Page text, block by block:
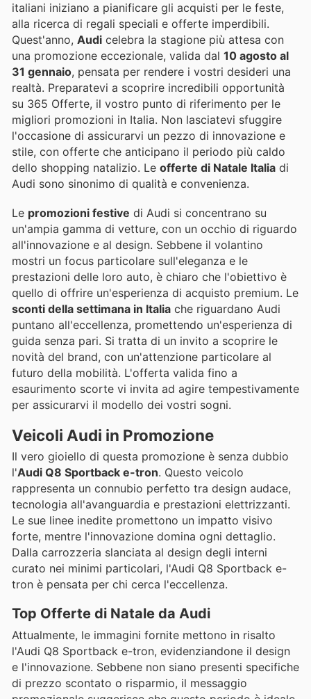
italiani iniziano a pianificare gli acquisti per le feste,
alla ricerca di regali speciali e offerte imperdibili.
Quest'anno, Audi celebra la stagione più attesa con
una promozione eccezionale, valida dal 10 agosto al
31 gennaio, pensata per rendere i vostri desideri una
realtà. Preparatevi a scoprire incredibili opportunità
su 365 Offerte, il vostro punto di riferimento per le
migliori promozioni in Italia. Non lasciatevi sfuggire
l'occasione di assicurarvi un pezzo di innovazione e
stile, con offerte che anticipano il periodo più caldo
dello shopping natalizio. Le offerte di Natale Italia di
Audi sono sinonimo di qualità e convenienza.
Le promozioni festive di Audi si concentrano su
un'ampia gamma di vetture, con un occhio di riguardo
all'innovazione e al design. Sebbene il volantino
mostri un focus particolare sull'eleganza e le
prestazioni delle loro auto, è chiaro che l'obiettivo è
quello di offrire un'esperienza di acquisto premium. Le
sconti della settimana in Italia che riguardano Audi
puntano all'eccellenza, promettendo un'esperienza di
guida senza pari. Si tratta di un invito a scoprire le
novità del brand, con un'attenzione particolare al
futuro della mobilità. L'offerta valida fino a
esaurimento scorte vi invita ad agire tempestivamente
per assicurarvi il modello dei vostri sogni.
Veicoli Audi in Promozione
Il vero gioiello di questa promozione è senza dubbio
l'Audi Q8 Sportback e-tron. Questo veicolo
rappresenta un connubio perfetto tra design audace,
tecnologia all'avanguardia e prestazioni elettrizzanti.
Le sue linee inedite promettono un impatto visivo
forte, mentre l'innovazione domina ogni dettaglio.
Dalla carrozzeria slanciata al design degli interni
curato nei minimi particolari, l'Audi Q8 Sportback e-
tron è pensata per chi cerca l'eccellenza.
Top Offerte di Natale da Audi
Attualmente, le immagini fornite mettono in risalto
l'Audi Q8 Sportback e-tron, evidenziandone il design
e l'innovazione. Sebbene non siano presenti specifiche
di prezzo scontato o risparmio, il messaggio